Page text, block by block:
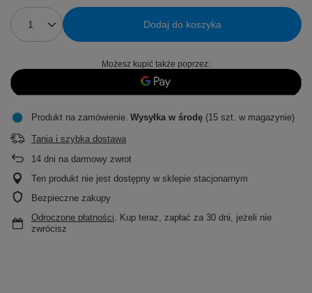
Dodaj do koszyka
Możesz kupić także poprzez:
Produkt na zamówienie Wysyłka w środę (15 szt. w magazynie)
Tania i szybka dostawa
14 dni na darmowy zwrot
Ten produkt nie jest dostępny w sklepie stacjonarnym
Bezpieczne zakupy
Odroczone płatności. Kup teraz, zapłać za 30 dni, jeżeli nie
zwrócisz